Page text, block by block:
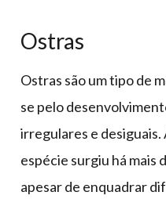
Ostras
Ostras são um tipo de
se pelo
irregulares e
espécie surgiu há mais
apesar de enquadrar